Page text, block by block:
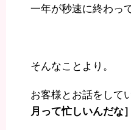
一年が秒速に終わっ
そんなことより。
お客様とお話をして
月って忙しいんだな］